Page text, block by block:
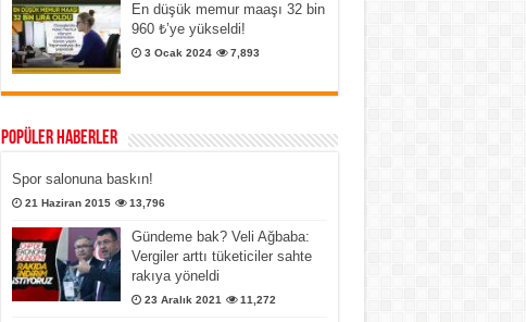
En düşük memur maaşı 32 bin
960 ₺’ye yükseldi!
3 Ocak 2024 7,893
Popüler Haberler
Spor salonuna baskın!
21 Haziran 2015 13,796
Gündeme bak? Veli Ağbaba:
Vergiler arttı tüketiciler sahte
rakıya yöneldi
23 Aralık 2021 11,272